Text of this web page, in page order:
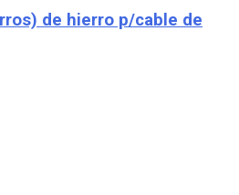
de hierro p/cable de